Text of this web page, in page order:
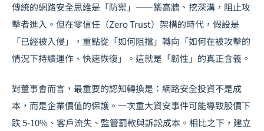
傳統的網路安全思維是「防禦」——築高牆、挖深溝，阻止攻
擊者進入。但在零信任（Zero Trust）架構的時代，假設是
「已經被入侵」，重點從「如何阻擋」轉向「如何在被攻擊的
情況下持續運作、快速恢復」。這就是「韌性」的真正含義。
對董事會而言，最重要的認知轉換是：網路安全投資不是成
本，而是企業價值的保護。一次重大資安事件可能導致股價下
跌 5-10%、客戶流失、監管罰款與訴訟成本。相比之下，建立